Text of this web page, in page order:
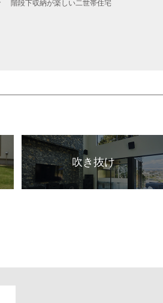
階段下収納が楽しい二世帯住宅
吹き抜け